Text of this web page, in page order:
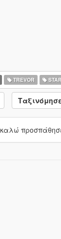
TREVOR